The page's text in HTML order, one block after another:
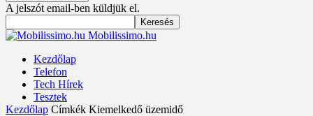
A jelszót email-ben küldjük el.
Mobilissimo.hu
Kezdőlap
Telefon
Tech Hírek
Tesztek
Kezdőlap Címkék Kiemelkedő üzemidő